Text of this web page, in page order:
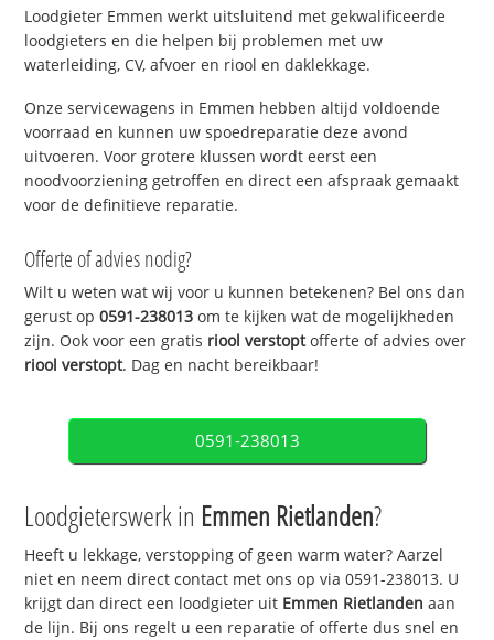
Loodgieter Emmen werkt uitsluitend met gekwalificeerde
loodgieters en die helpen bij problemen met uw
waterleiding, CV, afvoer en riool en daklekkage.
Onze servicewagens in Emmen hebben altijd voldoende
voorraad en kunnen uw spoedreparatie deze avond
uitvoeren. Voor grotere klussen wordt eerst een
noodvoorziening getroffen en direct een afspraak gemaakt
voor de definitieve reparatie.
Offerte of advies nodig?
Wilt u weten wat wij voor u kunnen betekenen? Bel ons dan
gerust op0591-238013 om te kijken wat de mogelijkheden
zijn. Ook voor een gratis riool verstoptofferte of advies over
riool verstopt. Dag en nacht bereikbaar!
0591-238013
Loodgieterswerk in Emmen Rietlanden?
Heeft u lekkage, verstopping of geen warm water? Aarzel
niet en neem direct contact met ons op via 0591-238013. U
krijgt dan direct een loodgieter uit Emmen Rietlanden aan
de lijn. Bij ons regelt u een reparatie of offerte dus snel en